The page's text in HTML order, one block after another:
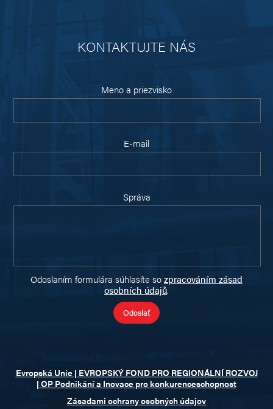
KONTAKTUJTE NÁS
Meno a priezvisko
E-mail
Správa
Odoslaním formulára súhlasíte sozpracováním zásad
osobních údajů.
Evropská Unie | EVROPSKÝ FOND PRO REGIONÁLNÍ ROZVOJ
| OP Podnikání a Inovace pro konkurenceschopnost
Zásadami ochrany osobných údajov